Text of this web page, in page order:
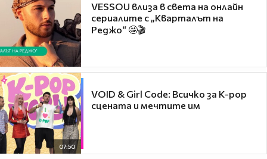
VESSOU влиза в света на онлайн
сериалите с „Кварталът на
Реджо“ 🤩🎬
07:50
VOID & Girl Code: Всичко за K-pop
сцената и мечтите им